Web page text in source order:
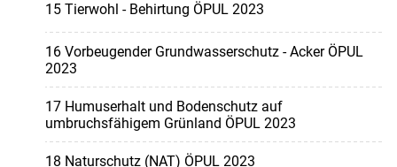
15 Tierwohl - Behirtung ÖPUL 2023
16 Vorbeugender Grundwasserschutz - Acker ÖPUL
2023
17 Humuserhalt und Bodenschutz auf
umbruchsfähigem Grünland ÖPUL 2023
18 Naturschutz (NAT) ÖPUL 2023